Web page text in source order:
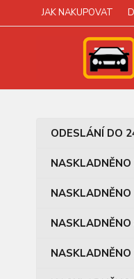
JAK NAKUPOVAT
ODESLÁNÍ DO